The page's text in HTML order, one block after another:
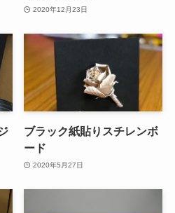
2020年12月23日
ブラック紙貼りスチレンボ
ード
2020年5月27日